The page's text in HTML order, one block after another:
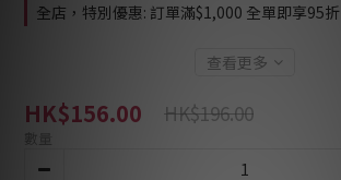
全店，特別優惠: 訂單滿$1,000 全單即享95折
查看更多
HK$156.00 HK$196.00